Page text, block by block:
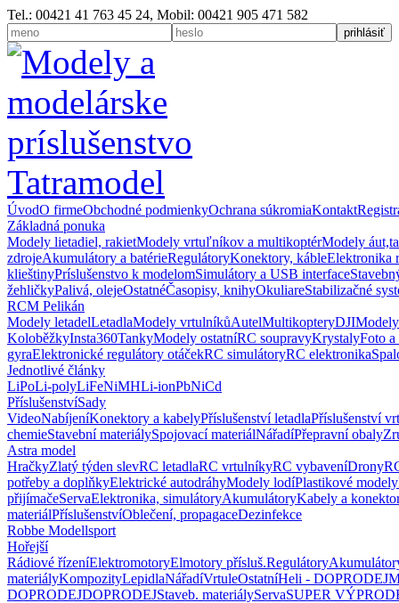
Tel.: 00421 41 763 45 24, Mobil: 00421 905 471 582
ÚvodO firmeObchodné podmienkyOchrana súkromiaKontakt
Základná ponuka
Modely lietadiel, rakietModely vrtuľníkov a multikoptérModely
zdrojeAkumulátory a batérieRegulátoryKonektory, kábleElektronika
klieštinyPríslušenstvo k modelomSimulátory a USB interface
žehličkyPalivá, olejeOstatnéČasopisy, knihyOkuliareStabilizačné
RCM Pelikán
Modely letadelLetadlaModely vrtulníkůAutelMultikopteryDJI
KoloběžkyInsta360TankyModely ostatníRC soupravyKrystalyFoto
gyraElektronické regulátory otáčekRC simulátoryRC elektronika
Jednotlivé články
LiPoLi-polyLiFeNiMHLi-ionPbNiCd
PříslušenstvíSady
VideoNabíjeníKonektory a kabelyPříslušenství letadlaPříslušenství
chemieStavební materiálySpojovací materiálNářadíPřepravní obaly
Astra model
HračkyZlatý týden slevRC letadlaRC vrtulníkyRC vybaveníDrony
potřeby a doplňkyElektrické autodráhyModely lodíPlastikové modely
přijímačeServaElektronika, simulátoryAkumulátoryKabely a
materiálPříslušenstvíOblečení, propagaceDezinfekce
Robbe Modellsport
Hořejší
Rádiové řízeníElektromotoryElmotory přísluš.Regulátory
materiályKompozityLepidlaNářadíVrtuleOstatníHeli - DOPRODEJ
DOPRODEJDOPRODEJStaveb. materiályServaSUPER